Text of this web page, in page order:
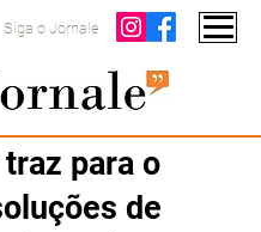
Siga o Jornale
para o
de